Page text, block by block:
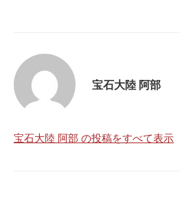
宝石大陸 阿部
宝石大陸 阿部 の投稿をすべて表示